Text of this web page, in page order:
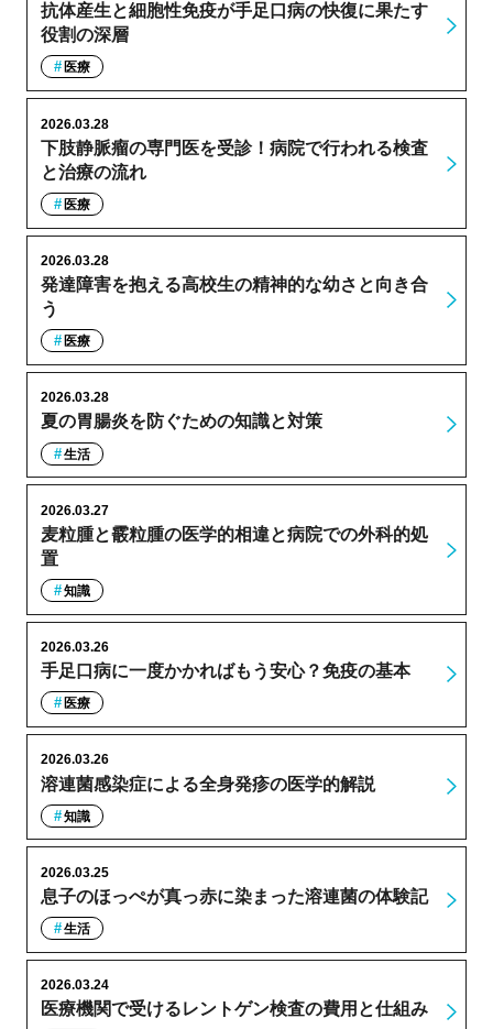
抗体産生と細胞性免疫が手足口病の快復に果たす
役割の深層
医療
下肢静脈瘤の専門医を受診！病院で行われる検査
と治療の流れ
2026.03.28
医療
発達障害を抱える高校生の精神的な幼さと向き合
う
2026.03.28
医療
夏の胃腸炎を防ぐための知識と対策
2026.03.28
生活
麦粒腫と霰粒腫の医学的相違と病院での外科的処
置
2026.03.27
知識
手足口病に一度かかればもう安心？免疫の基本
2026.03.26
医療
溶連菌感染症による全身発疹の医学的解説
2026.03.26
知識
息子のほっぺが真っ赤に染まった溶連菌の体験記
2026.03.25
生活
医療機関で受けるレントゲン検査の費用と仕組み
2026.03.24